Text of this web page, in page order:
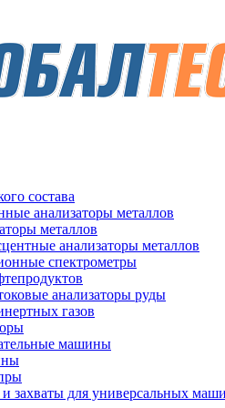
состава
анализаторы металлов
металлов
анализаторы металлов
спектрометры
анализаторы руды
газов
машины
захваты для универсальных